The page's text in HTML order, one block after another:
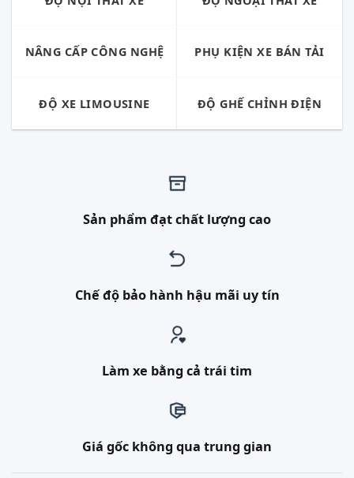
NÂNG CẤP CÔNG NGHỆ PHỤ KIỆN XE BÁN TẢI
ĐỘ XE LIMOUSINE ĐỘ GHẾ CHỈNH ĐIỆN
Sản phẩm đạt chất lượng cao
Chế độ bảo hành hậu mãi uy tín
Làm xe bằng cả trái tim
Giá gốc không qua trung gian